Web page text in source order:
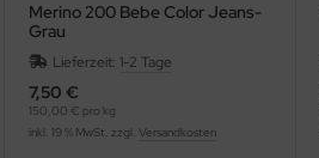
Merino 200 Bebe Color Jeans-
Grau
Lieferzeit:1-2 Tage
7,50 €
150,00 € pro kg
inkl. 19 % MwSt. zzgl.Versandkosten